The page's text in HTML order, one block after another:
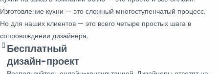
Изготовление кухни — это сложный многоступенчатый процесс.
Но для наших клиентов — это всего четыре простых шага в
сопровождении дизайнера.
Бесплатный
дизайн-проект